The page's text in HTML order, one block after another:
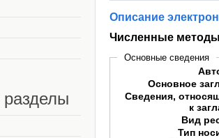
Описание
Численные
Основные сведения
Основное
Сведения,
к
Вид
Тип
разделы